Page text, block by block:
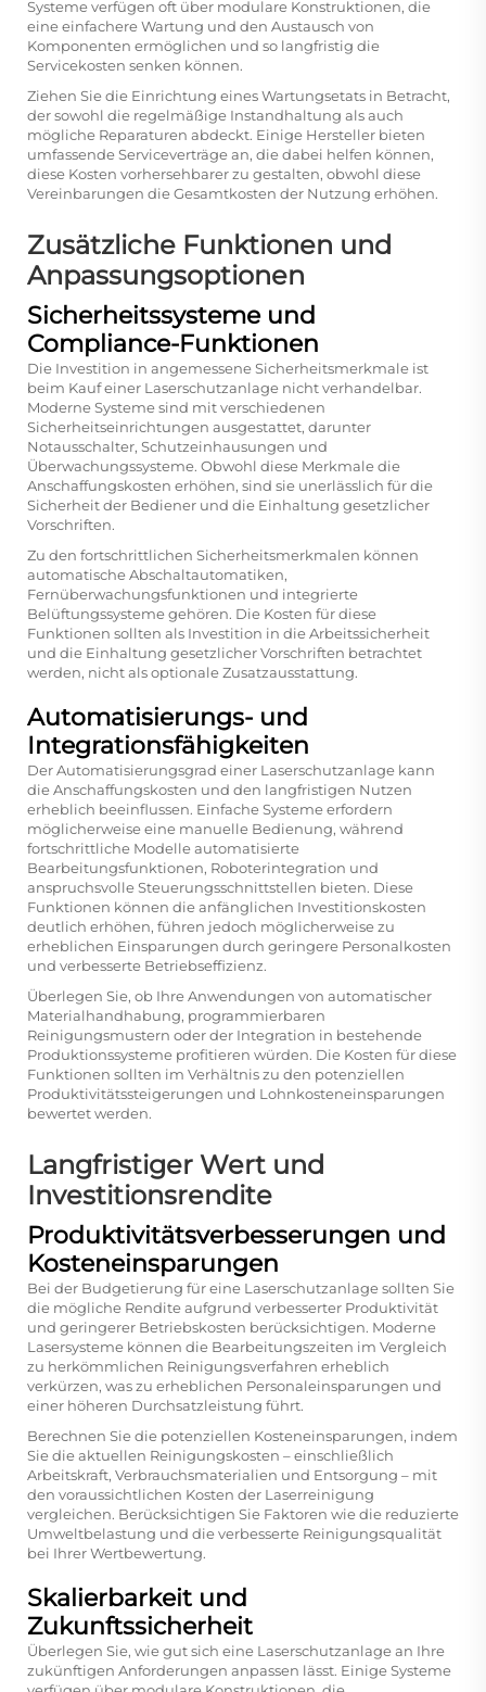
Systeme verfügen oft über modulare Konstruktionen, die
eine einfachere Wartung und den Austausch von
Komponenten ermöglichen und so langfristig die
Servicekosten senken können.
Ziehen Sie die Einrichtung eines Wartungsetats in Betracht,
der sowohl die regelmäßige Instandhaltung als auch
mögliche Reparaturen abdeckt. Einige Hersteller bieten
umfassende Serviceverträge an, die dabei helfen können,
diese Kosten vorhersehbarer zu gestalten, obwohl diese
Vereinbarungen die Gesamtkosten der Nutzung erhöhen.
Zusätzliche Funktionen und
Anpassungsoptionen
Sicherheitssysteme und
Compliance-Funktionen
Die Investition in angemessene Sicherheitsmerkmale ist
beim Kauf einer Laserschutzanlage nicht verhandelbar.
Moderne Systeme sind mit verschiedenen
Sicherheitseinrichtungen ausgestattet, darunter
Notausschalter, Schutzeinhausungen und
Überwachungssysteme. Obwohl diese Merkmale die
Anschaffungskosten erhöhen, sind sie unerlässlich für die
Sicherheit der Bediener und die Einhaltung gesetzlicher
Vorschriften.
Zu den fortschrittlichen Sicherheitsmerkmalen können
automatische Abschaltautomatiken,
Fernüberwachungsfunktionen und integrierte
Belüftungssysteme gehören. Die Kosten für diese
Funktionen sollten als Investition in die Arbeitssicherheit
und die Einhaltung gesetzlicher Vorschriften betrachtet
werden, nicht als optionale Zusatzausstattung.
Automatisierungs- und
Integrationsfähigkeiten
Der Automatisierungsgrad einer Laserschutzanlage kann
die Anschaffungskosten und den langfristigen Nutzen
erheblich beeinflussen. Einfache Systeme erfordern
möglicherweise eine manuelle Bedienung, während
fortschrittliche Modelle automatisierte
Bearbeitungsfunktionen, Roboterintegration und
anspruchsvolle Steuerungsschnittstellen bieten. Diese
Funktionen können die anfänglichen Investitionskosten
deutlich erhöhen, führen jedoch möglicherweise zu
erheblichen Einsparungen durch geringere Personalkosten
und verbesserte Betriebseffizienz.
Überlegen Sie, ob Ihre Anwendungen von automatischer
Materialhandhabung, programmierbaren
Reinigungsmustern oder der Integration in bestehende
Produktionssysteme profitieren würden. Die Kosten für diese
Funktionen sollten im Verhältnis zu den potenziellen
Produktivitätssteigerungen und Lohnkosteneinsparungen
bewertet werden.
Langfristiger Wert und
Investitionsrendite
Produktivitätsverbesserungen und
Kosteneinsparungen
Bei der Budgetierung für eine Laserschutzanlage sollten Sie
die mögliche Rendite aufgrund verbesserter Produktivität
und geringerer Betriebskosten berücksichtigen. Moderne
Lasersysteme können die Bearbeitungszeiten im Vergleich
zu herkömmlichen Reinigungsverfahren erheblich
verkürzen, was zu erheblichen Personaleinsparungen und
einer höheren Durchsatzleistung führt.
Berechnen Sie die potenziellen Kosteneinsparungen, indem
Sie die aktuellen Reinigungskosten – einschließlich
Arbeitskraft, Verbrauchsmaterialien und Entsorgung – mit
den voraussichtlichen Kosten der Laserreinigung
vergleichen. Berücksichtigen Sie Faktoren wie die reduzierte
Umweltbelastung und die verbesserte Reinigungsqualität
bei Ihrer Wertbewertung.
Skalierbarkeit und
Zukunftssicherheit
Überlegen Sie, wie gut sich eine Laserschutzanlage an Ihre
zukünftigen Anforderungen anpassen lässt. Einige Systeme